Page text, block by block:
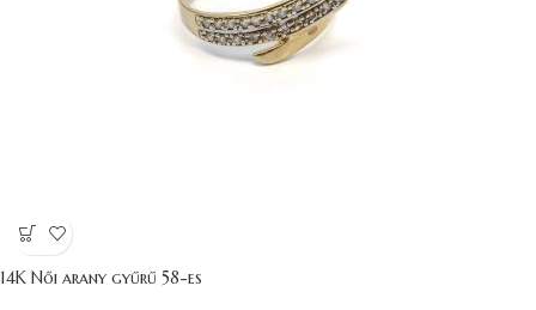
14K Női arany gyűrű 58-es